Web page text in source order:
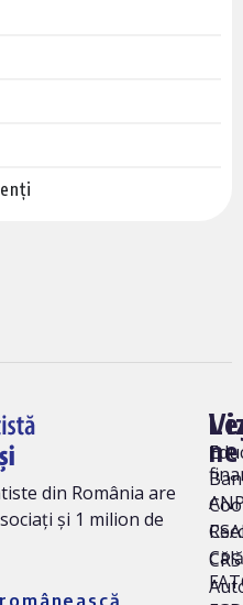
din România are
și 1 milion de
ne